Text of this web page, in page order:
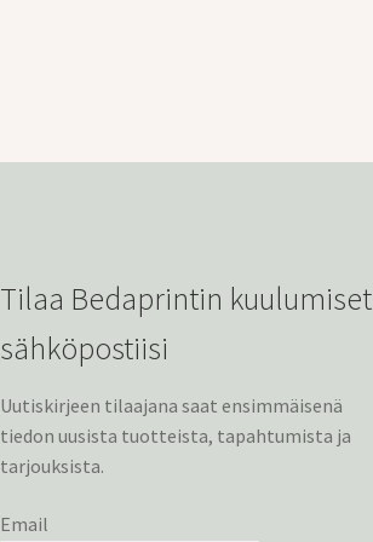
Tilaa Bedaprintin kuulumiset
sähköpostiisi
Uutiskirjeen tilaajana saat ensimmäisenä
tiedon uusista tuotteista, tapahtumista ja
tarjouksista.
Email